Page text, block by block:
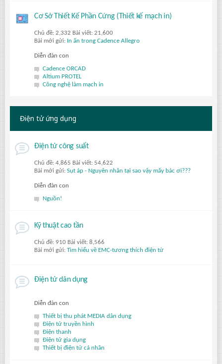
Cơ Sở Thiết Kế Phần Cứng (Thiết kế mạch in)
Chủ đề: 2,332 Bài viết: 21,600
Bài mới gửi: In ấn trong Cadence Allegro
Diễn đàn con
Cadence ORCAD
Altium PROTEL
Công nghệ làm mạch in
Điện tử ứng dụng
Điện tử công suất
Chủ đề: 4,865 Bài viết: 54,622
Bài mới gửi: Sụt áp - Nguyên nhân tại sao vậy mấy bác ơi???
Diễn đàn con
Nguồn!
Kỹ thuật cao tần
Chủ đề: 910 Bài viết: 8,566
Bài mới gửi: Tìm hiểu về EMC-tương thích điện từ
Điện tử dân dụng
Diễn đàn con
Thiết bị thu phát MEDIA dân dụng
Điện tử truyền hình
Điện thanh
Điện tử gia dụng
Thiết bị điện tử cá nhân